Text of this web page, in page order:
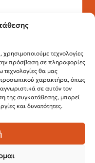
τεχνολογίες
πρόσβαση σε πληροφορίες
τεχνολογίες θα μας
προσωπικού χαρακτήρα, όπως
σε αυτόν τον
της συγκατάθεσης, μπορεί
και δυνατότητες.
020
644
54622,
10:00 –14:00